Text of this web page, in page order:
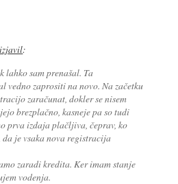
izjavil:
lahko sam prenašal. Ta
vedno zaprositi na novo. Na začetku
zaračunat, dokler se nisem
brezplačno, kasneje pa so tudi
prva izdaja plačljiva, čeprav, ko
da je vsaka nova registracija
zaradi kredita. Ker imam stanje
vodenja.